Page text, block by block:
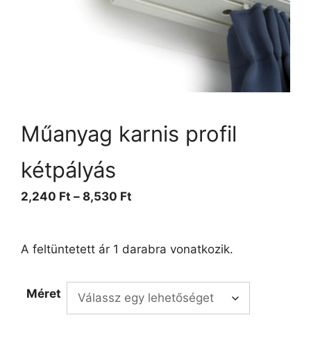
Műanyag karnis profil
kétpályás
2,240 Ft – 8,530 Ft
A feltüntetett ár 1 darabra vonatkozik.
Méret